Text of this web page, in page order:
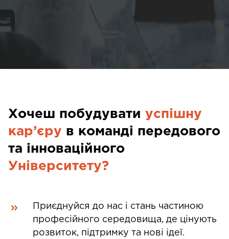
Хочеш побудувати успішну
кар’єру в команді передового
та інноваційного
Університету?
Приєднуйся до нас і стань частиною
професійного середовища, де цінують
розвиток, підтримку та нові ідеї.